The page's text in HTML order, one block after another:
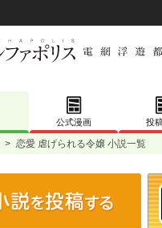
公式漫画 投
> 恋愛 虐げられる令嬢 小説一覧